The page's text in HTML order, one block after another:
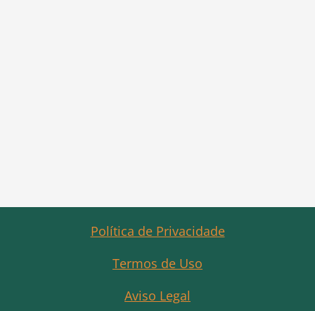
Política de Privacidade
Termos de Uso
Aviso Legal